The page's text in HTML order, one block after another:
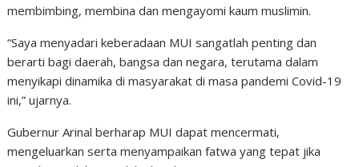
membimbing, membina dan mengayomi kaum muslimin.
“Saya menyadari keberadaan MUI sangatlah penting dan
berarti bagi daerah, bangsa dan negara, terutama dalam
menyikapi dinamika di masyarakat di masa pandemi Covid-19
ini,” ujarnya.
Gubernur Arinal berharap MUI dapat mencermati,
mengeluarkan serta menyampaikan fatwa yang tepat jika